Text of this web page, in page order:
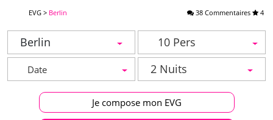
EVG > Berlin 38 Commentaires 4
Berlin
10 Pers
2 Nuits
Je compose mon EVG